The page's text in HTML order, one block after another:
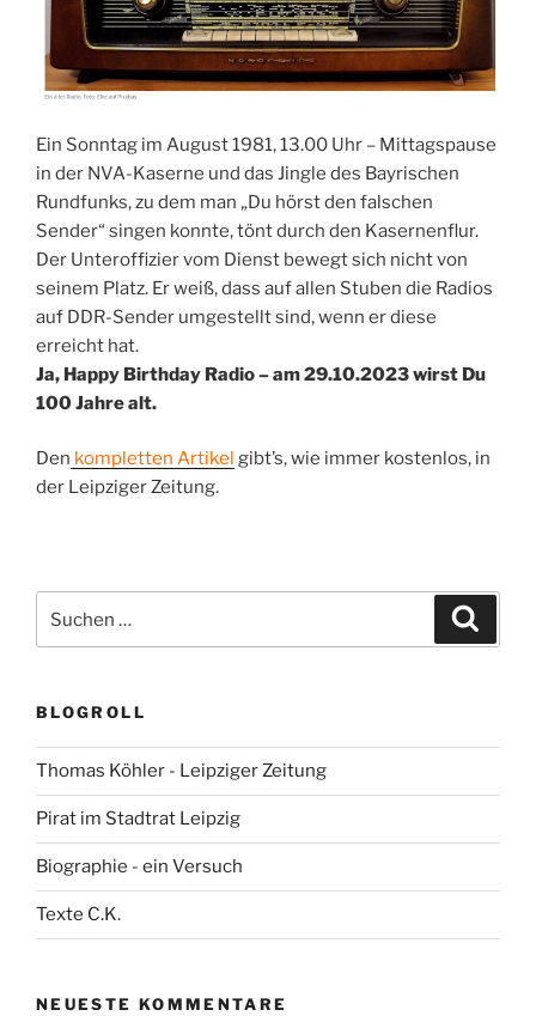
Ein Sonntag im August 1981, 13.00 Uhr – Mittagspause
in der NVA-Kaserne und das Jingle des Bayrischen
Rundfunks, zu dem man „Du hörst den falschen
Sender“ singen konnte, tönt durch den Kasernenflur.
Der Unteroffizier vom Dienst bewegt sich nicht von
seinem Platz. Er weiß, dass auf allen Stuben die Radios
auf DDR-Sender umgestellt sind, wenn er diese
erreicht hat.
Ja, Happy Birthday Radio – am 29.10.2023 wirst Du
100 Jahre alt.
Den kompletten Artikel gibt’s, wie immer kostenlos, in
der Leipziger Zeitung.
nach:
BLOGROLL
Thomas Köhler - Leipziger Zeitung
Pirat im Stadtrat Leipzig
Biographie - ein Versuch
Texte C.K.
NEUESTE KOMMENTARE